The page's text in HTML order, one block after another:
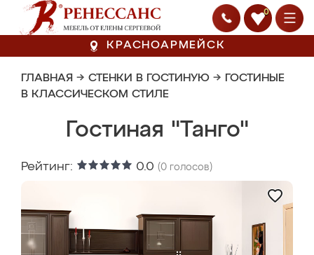
0
КРАСНОАРМЕЙСК
ГЛАВНАЯ → СТЕНКИ В ГОСТИНУЮ → ГОСТИНЫЕ
В КЛАССИЧЕСКОМ СТИЛЕ
Гостиная "Танго"
Рейтинг: 0.0 (0 голосов)